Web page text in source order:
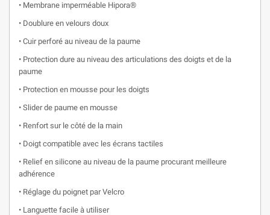
• Membrane imperméable Hipora®
• Doublure en velours doux
• Cuir perforé au niveau de la paume
• Protection dure au niveau des articulations des doigts et de la
paume
• Protection en mousse pour les doigts
• Slider de paume en mousse
• Renfort sur le côté de la main
• Doigt compatible avec les écrans tactiles
• Relief en silicone au niveau de la paume procurant meilleure
adhérence
• Réglage du poignet par Velcro
• Languette facile à utiliser